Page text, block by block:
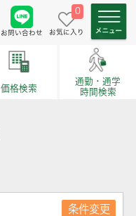
お問い合わせ
0
お気に入り
価格検索
通勤・通学
時間検索
条件変更